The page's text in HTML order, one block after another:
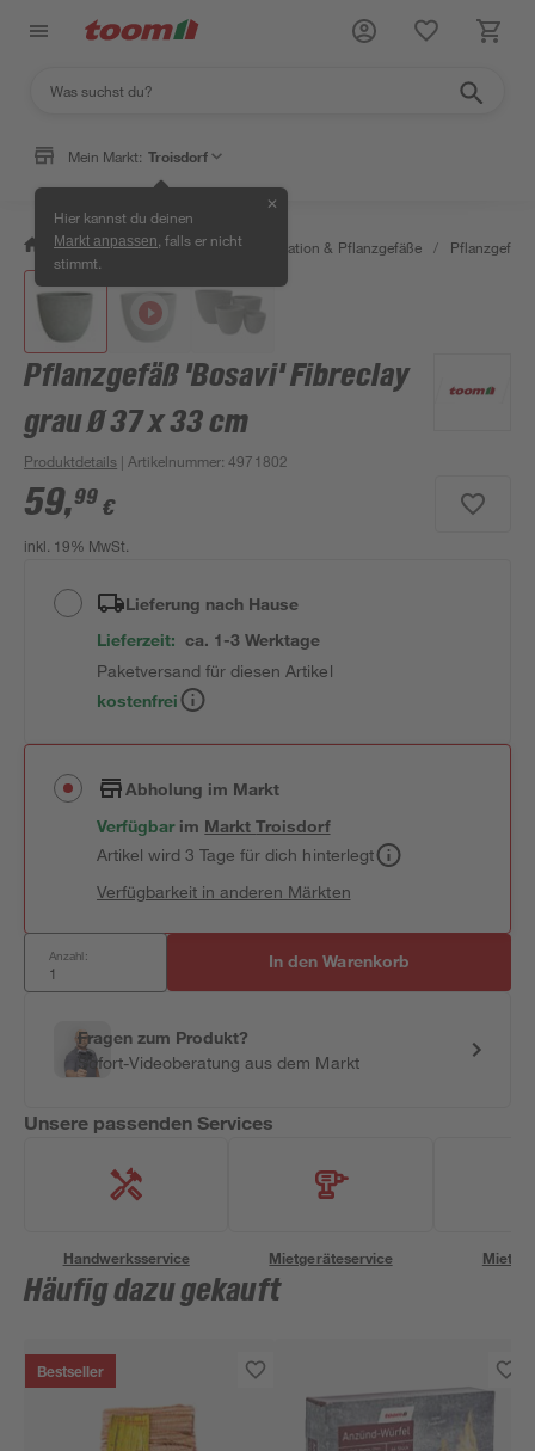
Mein Markt: Troisdorf
Hier kannst du deinen
Markt anpassen , falls er nicht
stimmt.
✕
/ Garten & Freizeit / Gartendekoration & Pflanzgefäße /
Pflanzgefäß 'Bosavi' Fibreclay
grau Ø 37 x 33 cm
Produktdetails | Artikelnummer:4971802
59,99 €
inkl. 19% MwSt.
Lieferung nach Hause
Lieferzeit: ca. 1-3 Werktage
Paketversand für diesen Artikel
kostenfrei
Abholung im Markt
Verfügbar im MarktTroisdorf
Artikel wird 3 Tage für dich hinterlegt
Verfügbarkeit in anderen Märkten
Anzahl: In den Warenkorb
Fragen zum Produkt?
Sofort-Videoberatung aus dem Markt
Unsere passenden Services
Handwerksservice Mietgeräteservice
Häufig dazu gekauft
Bestseller